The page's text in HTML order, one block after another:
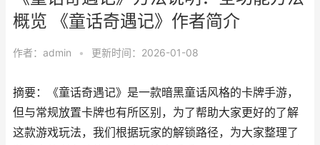
概览 《童话奇遇记》作者简介
作者： admin • 更新时间：2026-01-08
摘要：《童话奇遇记》是一款暗黑童话风格的卡牌手游，
但与常规放置卡牌也有所区别，为了帮助大家更好的了解
这款游戏玩法，我们根据玩家的解锁路径，为大家整理了